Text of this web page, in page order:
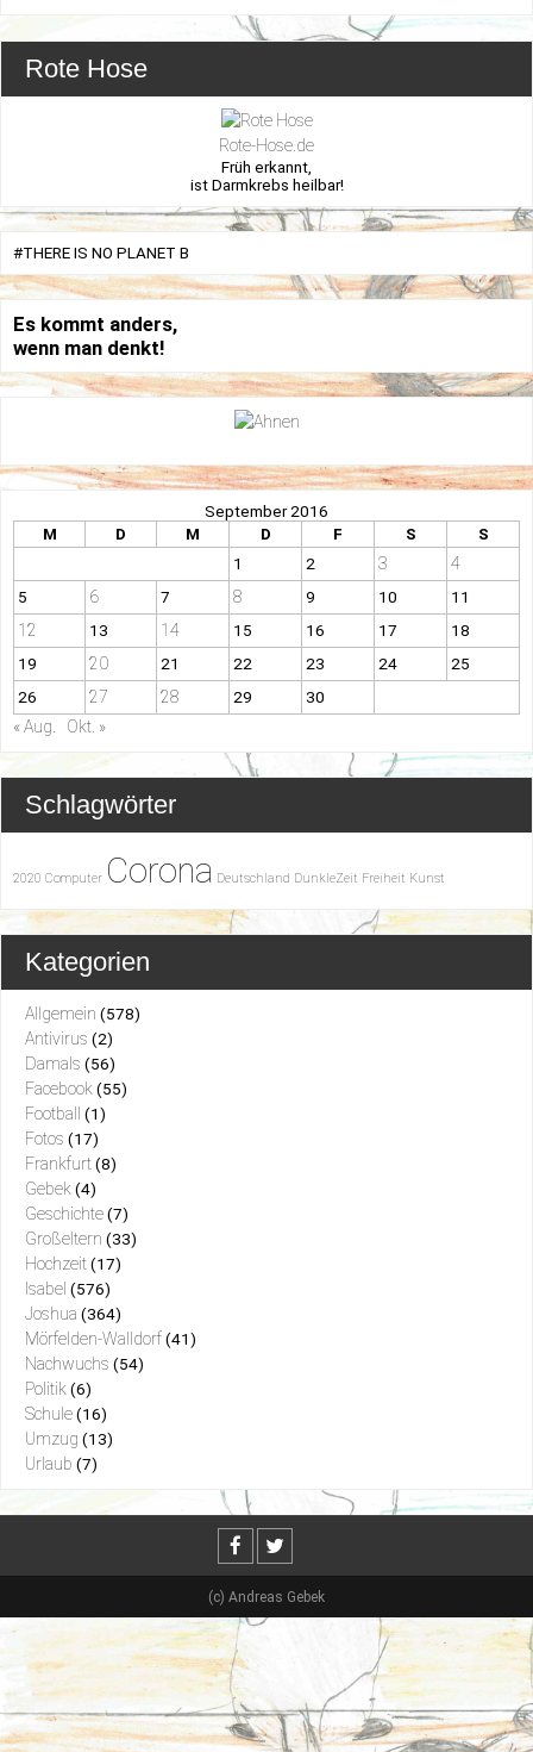
Rote Hose
Rote-Hose.de
Früh erkannt,
ist Darmkrebs heilbar!
#THERE IS NO PLANET B
Es kommt anders,
wenn man denkt!
September 2016
M
D M D F S
S
1
2 3 4
5 6 7 8 9 10 11
12 13 14 15 16 17
18
19
20 21 22 23 24
25
26
27 28 29 30
« Aug. Okt. »
Schlagwörter
2020 Computer Corona Deutschland DunkleZeit Freiheit Kunst
Kategorien
Allgemein (578)
Antivirus (2)
Damals (56)
Facebook (55)
Football (1)
Fotos (17)
Frankfurt (8)
Gebek (4)
Geschichte (7)
Großeltern (33)
Hochzeit (17)
Isabel (576)
Joshua (364)
Mörfelden-Walldorf (41)
Nachwuchs (54)
Politik (6)
Schule (16)
Umzug (13)
Urlaub (7)
(c) Andreas Gebek